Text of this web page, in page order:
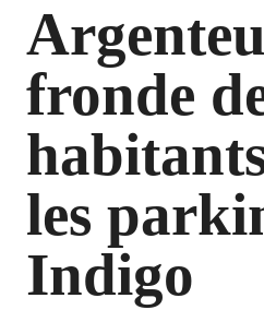
fronde
les
Indigo